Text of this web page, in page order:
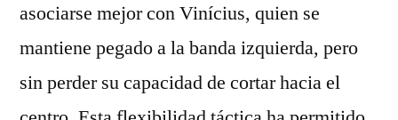
asociarse mejor con Vinícius, quien se
mantiene pegado a la banda izquierda, pero
sin perder su capacidad de cortar hacia el